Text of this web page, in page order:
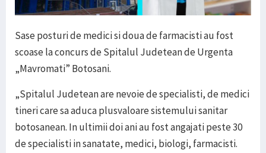
Sase posturi de medici si doua de farmacisti au fost
scoase la concurs de Spitalul Judetean de Urgenta
„Mavromati” Botosani.
„Spitalul Judetean are nevoie de specialisti, de medici
tineri care sa aduca plusvaloare sistemului sanitar
botosanean. In ultimii doi ani au fost angajati peste 30
de specialisti in sanatate, medici, biologi, farmacisti.